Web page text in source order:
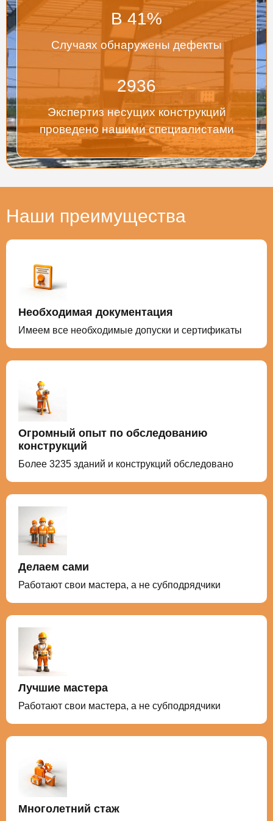
В41%
Случаях обнаружены дефекты
2936
Экспертиз несущих конструкций
проведено нашими специалистами
Наши преимущества
Необходимая документация
Имеем все необходимые допуски и сертификаты
Огромный опыт по обследованию
конструкций
Более 3235 зданий и конструкций обследовано
Делаем сами
Работают свои мастера, а не субподрядчики
Лучшие мастера
Работают свои мастера, а не субподрядчики
Многолетний стаж